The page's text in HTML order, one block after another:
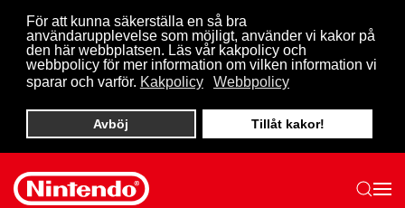
För att kunna säkerställa en så bra
användarupplevelse som möjligt, använder vi kakor på
den här webbplatsen. Läs vår kakpolicy och
webbpolicy för mer information om vilken information vi
sparar och varför. Kakpolicy Webbpolicy
Avböj Tillåt kakor!
Skip to main content